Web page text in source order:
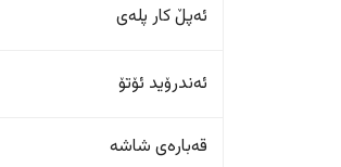
ئەپڵ کار پلەی
ئەندرۆید ئۆتۆ
قەبارەی شاشە